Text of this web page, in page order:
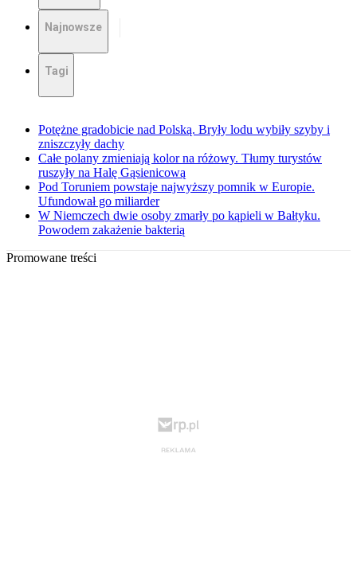
Najnowsze
Tagi
Potężne gradobicie nad Polską. Bryły lodu wybiły szyby i
zniszczyły dachy
Całe polany zmieniają kolor na różowy. Tłumy turystów
ruszyły na Halę Gąsienicową
Pod Toruniem powstaje najwyższy pomnik w Europie.
Ufundował go miliarder
W Niemczech dwie osoby zmarły po kąpieli w Bałtyku.
Powodem zakażenie bakterią
Promowane treści